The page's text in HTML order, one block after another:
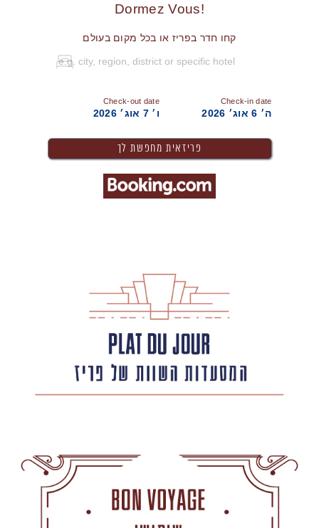
!Dormez Vous
קחו חדר בפריז או בכל מקום בעולם
Check-in date
ה׳ 6 אוג׳ 2026
Check-out date
ו׳ 7 אוג׳ 2026